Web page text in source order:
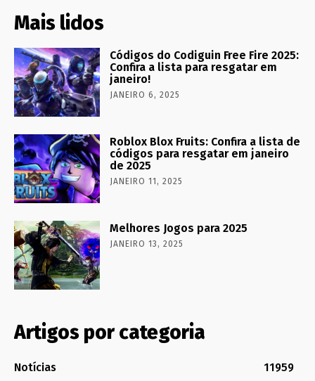
Mais lidos
Códigos do Codiguin Free Fire 2025:
Confira a lista para resgatar em
janeiro!
JANEIRO 6, 2025
Roblox Blox Fruits: Confira a lista de
códigos para resgatar em janeiro
de 2025
JANEIRO 11, 2025
Melhores Jogos para 2025
JANEIRO 13, 2025
Artigos por categoria
Notícias
11959